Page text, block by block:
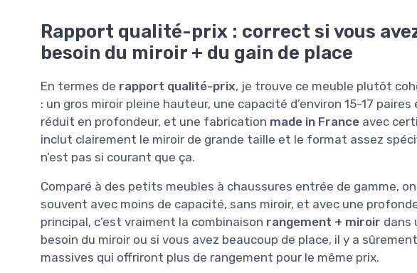
Rapport qualité-prix : correct si vous
besoin du miroir + du gain de place
En termes de rapport qualité-prix, je trouve ce meuble plutôt
: un gros miroir pleine hauteur, une capacité d’environ 15-17
réduit en profondeur, et une fabrication made in France avec
inclut clairement le miroir de grande taille et le format assez
n’est pas si courant que ça.
Comparé à des petits meubles à chaussures entrée de gamme,
souvent avec moins de capacité, sans miroir, et avec une
principal, c’est vraiment la combinaison rangement + miroir dans
besoin du miroir ou si vous avez beaucoup de place, il y a
massives qui offriront plus de rangement pour le même prix.